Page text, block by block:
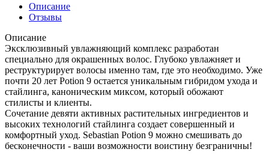
Описание
Отзывы
Описание
Эксклюзивный увлажняющий комплекс разработан
специально для окрашенных волос. Глубоко увлажняет и
реструктурирует волосы именно там, где это необходимо. Уже
почти 20 лет Potion 9 остается уникальным гибридом ухода и
стайлинга, каноническим миксом, который обожают
стилисты и клиенты.
Сочетание девяти активных растительных ингредиентов и
высоких технологий стайлинга создает совершенный и
комфортный уход. Sebastian Potion 9 можно смешивать до
бесконечности - ваши возможности воистину безграничны!